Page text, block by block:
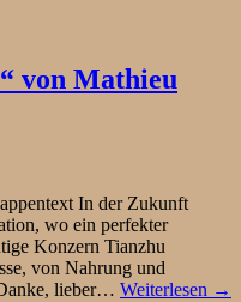
von Mathieu
In der Zukunft
wo ein perfekter
Konzern Tianzhu
von Nahrung und
lieber… Weiterlesen →